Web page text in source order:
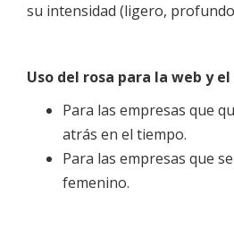
su intensidad (ligero,
Uso del rosa para la web y
Para las empresas que
atrás en el tiempo.
Para las empresas que
femenino.